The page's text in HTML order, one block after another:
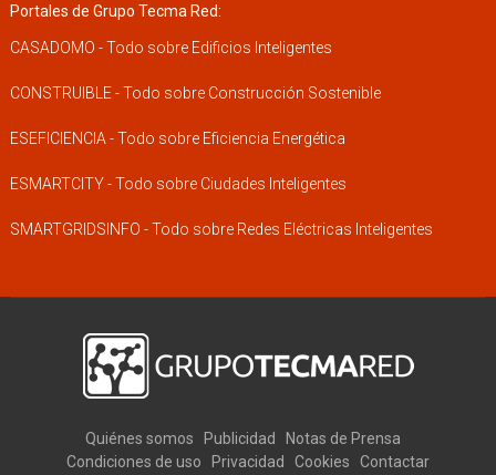
Portales de Grupo Tecma Red:
CASADOMO - Todo sobre Edificios Inteligentes
CONSTRUIBLE - Todo sobre Construcción Sostenible
ESEFICIENCIA - Todo sobre Eficiencia Energética
ESMARTCITY - Todo sobre Ciudades Inteligentes
SMARTGRIDSINFO - Todo sobre Redes Eléctricas Inteligentes
Quiénes somos Publicidad
Notas de Prensa
Condiciones de uso
Privacidad Cookies Contactar